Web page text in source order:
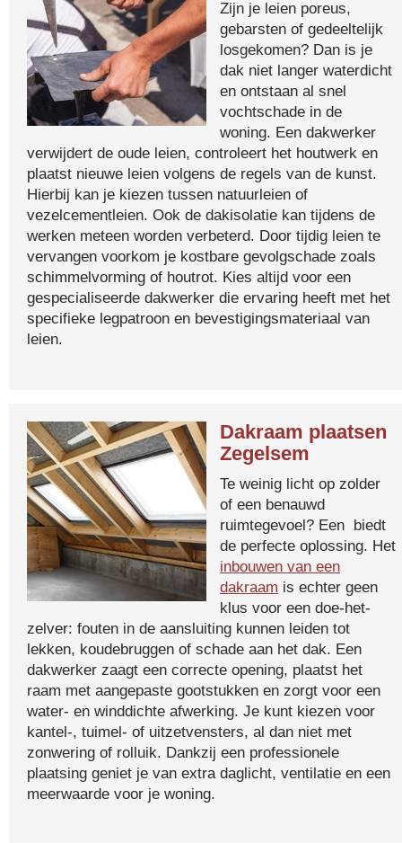
Zijn je leien poreus,
gebarsten of gedeeltelijk
losgekomen? Dan is je
dak niet langer waterdicht
en ontstaan al snel
vochtschade in de
woning. Een dakwerker
verwijdert de oude leien, controleert het houtwerk en
plaatst nieuwe leien volgens de regels van de kunst.
Hierbij kan je kiezen tussen natuurleien of
vezelcementleien. Ook de dakisolatie kan tijdens de
werken meteen worden verbeterd. Door tijdig leien te
vervangen voorkom je kostbare gevolgschade zoals
schimmelvorming of houtrot. Kies altijd voor een
gespecialiseerde dakwerker die ervaring heeft met het
specifieke legpatroon en bevestigingsmateriaal van
leien.
Dakraam plaatsen
Zegelsem
Te weinig licht op zolder
of een benauwd
ruimtegevoel? Een biedt
de perfecte oplossing. Het
inbouwen van een
dakraam is echter geen
klus voor een doe-het-
zelver: fouten in de aansluiting kunnen leiden tot
lekken, koudebruggen of schade aan het dak. Een
dakwerker zaagt een correcte opening, plaatst het
raam met aangepaste gootstukken en zorgt voor een
water- en winddichte afwerking. Je kunt kiezen voor
kantel-, tuimel- of uitzetvensters, al dan niet met
zonwering of rolluik. Dankzij een professionele
plaatsing geniet je van extra daglicht, ventilatie en een
meerwaarde voor je woning.